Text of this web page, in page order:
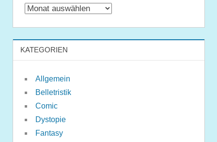
Archiv
KATEGORIEN
Allgemein
Belletristik
Comic
Dystopie
Fantasy